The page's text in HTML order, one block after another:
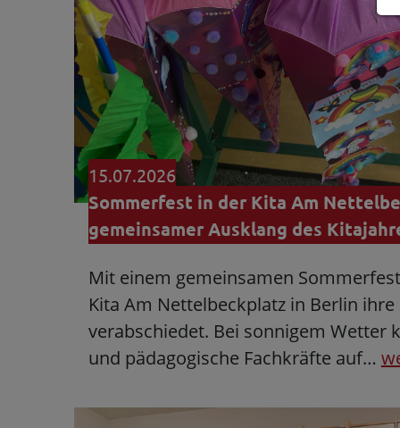
15.07.2026
Sommerfest in der Kita Am
gemeinsamer Ausklang des
Mit einem gemeinsamen
Kita Am Nettelbeckplatz in Berlin
verabschiedet. Bei sonnigem Wetter
und pädagogische Fachkräfte auf…